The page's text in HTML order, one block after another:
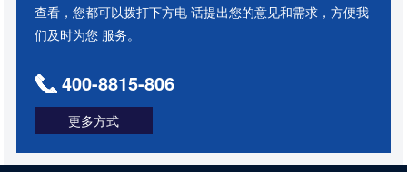
查看，您都可以拨打下方电 话提出您的意见和需求，方便我
们及时为您 服务。
400-8815-806
更多方式